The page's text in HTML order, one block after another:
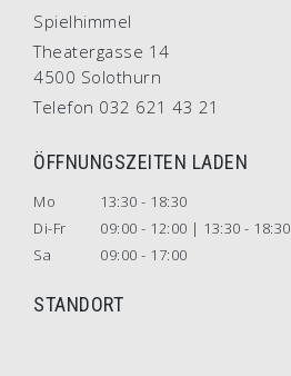
Spielhimmel
Theatergasse 14
4500 Solothurn
Telefon 032 621 43 21
ÖFFNUNGSZEITEN LADEN
Mo
13:30 - 18:30
Di-Fr
09:00 - 12:00 | 13:30 - 18:30
Sa
09:00 - 17:00
STANDORT